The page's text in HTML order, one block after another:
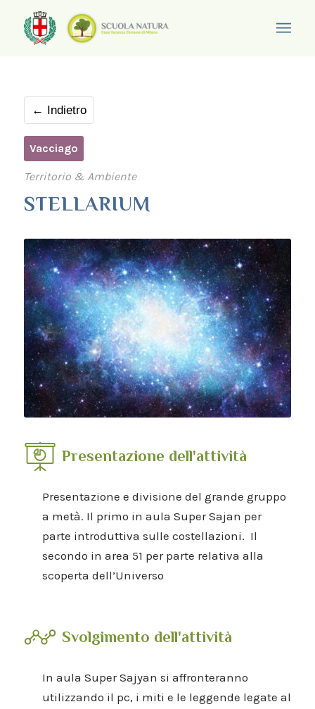
← Indietro
Vacciago
Territorio & Ambiente
STELLARIUM
Presentazione dell'attività
Presentazione e divisione del grande gruppo
a metà. Il primo in aula Super Sajan per
parte introduttiva sulle costellazioni. Il
secondo in area 51 per parte relativa alla
scoperta dell’Universo
Svolgimento dell'attività
In aula Super Sajyan si affronteranno
utilizzando il pc, i miti e le leggende legate al